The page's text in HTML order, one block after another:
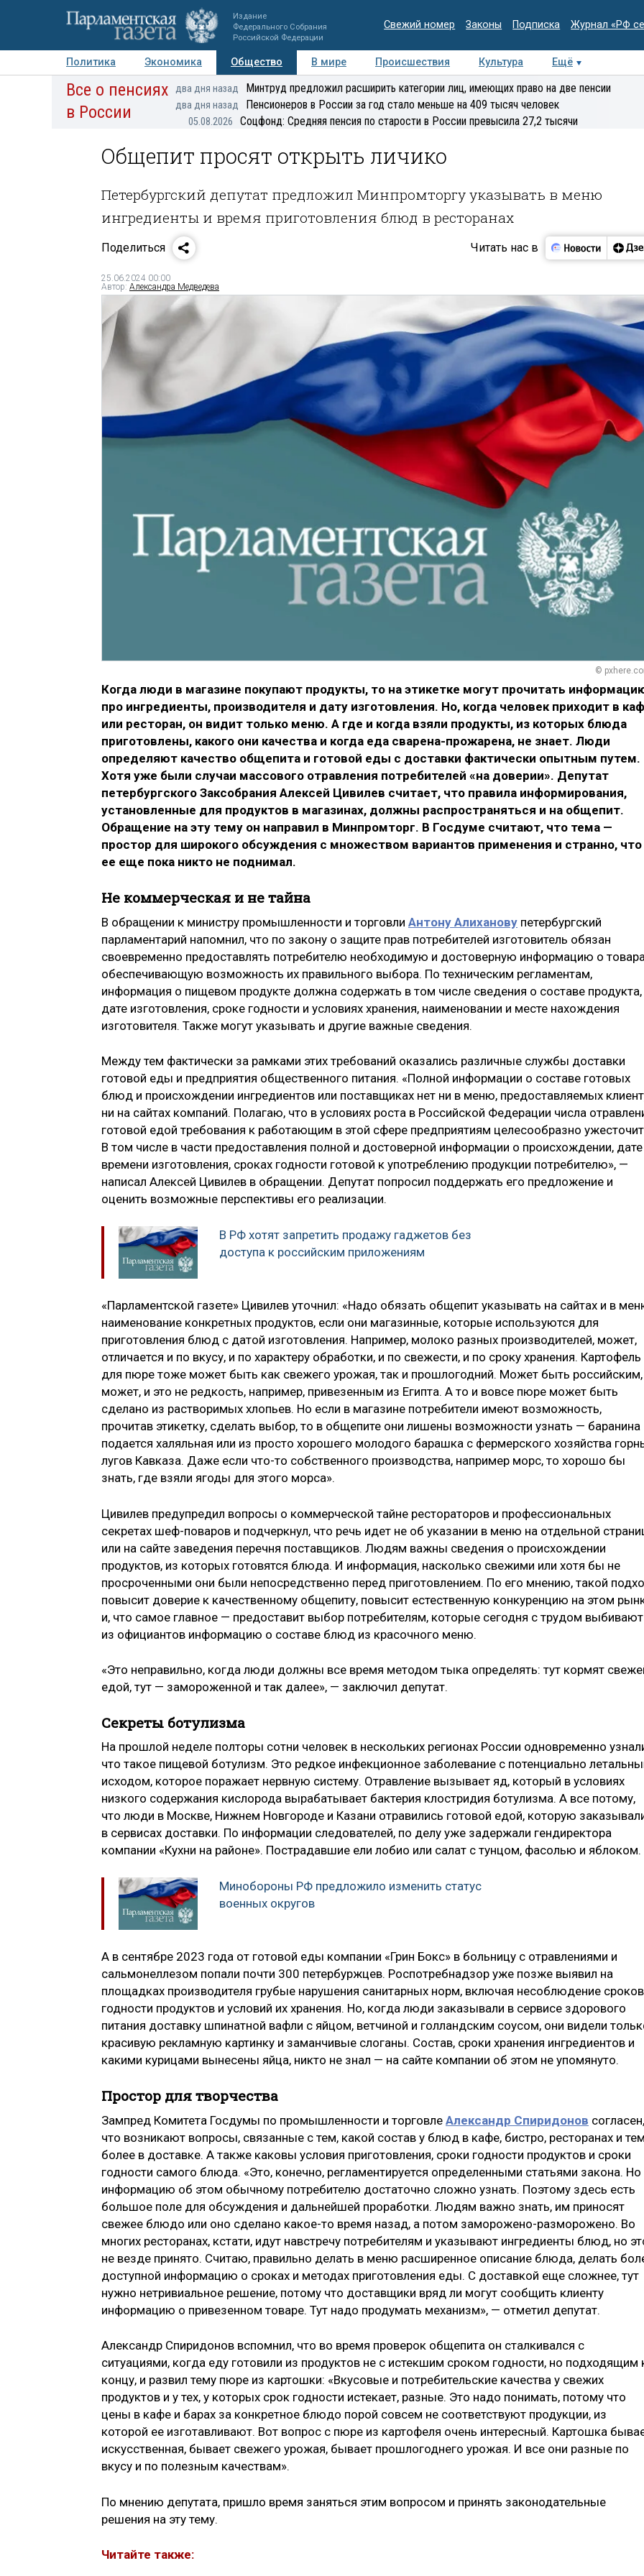
Издание
Федерального Собрания
Российской Федерации
Свежий номер Законы Подписка Журнал «РФ
Политика Экономика Общество В мире Происшествия Культура Ещё
Авторы Персоны Мнения Регионы Медиацентр Интервью Колумнисты
Деловая
Все о пенсиях
в России
два дня назад Минтруд предложил расширить категории лиц, имеющих право на две пенсии
два дня назад Пенсионеров в России за год стало меньше на 409 тысяч человек
05.08.2026 Соцфонд: Средняя пенсия по старости в России превысила 27,2 тысячи
Общепит просят открыть личико
Петербургский депутат предложил Минпромторгу указывать в меню
ингредиенты и время приготовления блюд в ресторанах
Поделиться Читать нас в
25.06.2024 00:00
Автор: Александра Медведева
©
Когда люди в магазине покупают продукты, то на этикетке могут прочитать
про ингредиенты, производителя и дату изготовления. Но, когда человек приходит в
или ресторан, он видит только меню. А где и когда взяли продукты, из которых блюда
приготовлены, какого они качества и когда еда сварена-прожарена, не знает. Люди
определяют качество общепита и готовой еды с доставки фактически опытным путем.
Хотя уже были случаи массового отравления потребителей «на доверии». Депутат
петербургского Заксобрания Алексей Цивилев считает, что правила информирования,
установленные для продуктов в магазинах, должны распространяться и на общепит.
Обращение на эту тему он направил в Минпромторг. В Госдуме считают, что тема —
простор для широкого обсуждения с множеством вариантов применения и странно, что
ее еще пока никто не поднимал.
Не коммерческая и не тайна
В обращении к министру промышленности и торговли Антону Алиханову петербургский
парламентарий напомнил, что по закону о защите прав потребителей изготовитель обязан
своевременно предоставлять потребителю необходимую и достоверную информацию о
обеспечивающую возможность их правильного выбора. По техническим регламентам,
информация о пищевом продукте должна содержать в том числе сведения о составе продукта,
дате изготовления, сроке годности и условиях хранения, наименовании и месте нахождения
изготовителя. Также могут указывать и другие важные сведения.
Между тем фактически за рамками этих требований оказались различные службы доставки
готовой еды и предприятия общественного питания. «Полной информации о составе готовых
блюд и происхождении ингредиентов или поставщиках нет ни в меню, предоставляемых
ни на сайтах компаний. Полагаю, что в условиях роста в Российской Федерации числа
готовой едой требования к работающим в этой сфере предприятиям целесообразно
В том числе в части предоставления полной и достоверной информации о происхождении, дате
времени изготовления, сроках годности готовой к употреблению продукции потребителю», —
написал Алексей Цивилев в обращении. Депутат попросил поддержать его предложение и
оценить возможные перспективы его реализации.
В РФ хотят запретить продажу гаджетов без
доступа к российским приложениям
«Парламентской газете» Цивилев уточнил: «Надо обязать общепит указывать на сайтах и в
наименование конкретных продуктов, если они магазинные, которые используются для
приготовления блюд с датой изготовления. Например, молоко разных производителей, может,
отличается и по вкусу, и по характеру обработки, и по свежести, и по сроку хранения. Картофель
для пюре тоже может быть как свежего урожая, так и прошлогодний. Может быть
может, и это не редкость, например, привезенным из Египта. А то и вовсе пюре может быть
сделано из растворимых хлопьев. Но если в магазине потребители имеют возможность,
прочитав этикетку, сделать выбор, то в общепите они лишены возможности узнать — баранина
подается халяльная или из просто хорошего молодого барашка с фермерского хозяйства
лугов Кавказа. Даже если что-то собственного производства, например морс, то хорошо бы
знать, где взяли ягоды для этого морса».
Цивилев предупредил вопросы о коммерческой тайне рестораторов и профессиональных
секретах шеф-поваров и подчеркнул, что речь идет не об указании в меню на отдельной
или на сайте заведения перечня поставщиков. Людям важны сведения о происхождении
продуктов, из которых готовятся блюда. И информация, насколько свежими или хотя бы не
просроченными они были непосредственно перед приготовлением. По его мнению, такой
повысит доверие к качественному общепиту, повысит естественную конкуренцию на этом
и, что самое главное — предоставит выбор потребителям, которые сегодня с трудом выбивают
из официантов информацию о составе блюд из красочного меню.
«Это неправильно, когда люди должны все время методом тыка определять: тут кормят
едой, тут — замороженной и так далее», — заключил депутат.
Секреты ботулизма
На прошлой неделе полторы сотни человек в нескольких регионах России одновременно
что такое пищевой ботулизм. Это редкое инфекционное заболевание с потенциально
исходом, которое поражает нервную систему. Отравление вызывает яд, который в условиях
низкого содержания кислорода вырабатывает бактерия клостридия ботулизма. А все потому,
что люди в Москве, Нижнем Новгороде и Казани отравились готовой едой, которую
в сервисах доставки. По информации следователей, по делу уже задержали гендиректора
компании «Кухни на районе». Пострадавшие ели лобио или салат с тунцом, фасолью и яблоком.
Минобороны РФ предложило изменить статус
военных округов
А в сентябре 2023 года от готовой еды компании «Грин Бокс» в больницу с отравлениями и
сальмонеллезом попали почти 300 петербуржцев. Роспотребнадзор уже позже выявил на
площадках производителя грубые нарушения санитарных норм, включая несоблюдение сроков
годности продуктов и условий их хранения. Но, когда люди заказывали в сервисе здорового
питания доставку шпинатной вафли с яйцом, ветчиной и голландским соусом, они видели
красивую рекламную картинку и заманчивые слоганы. Состав, сроки хранения ингредиентов и
какими курицами вынесены яйца, никто не знал — на сайте компании об этом не упомянуто.
Простор для творчества
Зампред Комитета Госдумы по промышленности и торговле Александр Спиридонов согласен,
что возникают вопросы, связанные с тем, какой состав у блюд в кафе, бистро, ресторанах и тем
более в доставке. А также каковы условия приготовления, сроки годности продуктов и сроки
годности самого блюда. «Это, конечно, регламентируется определенными статьями закона. Но
информацию об этом обычному потребителю достаточно сложно узнать. Поэтому здесь есть
большое поле для обсуждения и дальнейшей проработки. Людям важно знать, им приносят
свежее блюдо или оно сделано какое-то время назад, а потом заморожено-разморожено. Во
многих ресторанах, кстати, идут навстречу потребителям и указывают ингредиенты блюд, но
не везде принято. Считаю, правильно делать в меню расширенное описание блюда, делать
доступной информацию о сроках и методах приготовления еды. С доставкой еще сложнее, тут
нужно нетривиальное решение, потому что доставщики вряд ли могут сообщить клиенту
информацию о привезенном товаре. Тут надо продумать механизм», — отметил депутат.
Александр Спиридонов вспомнил, что во время проверок общепита он сталкивался с
ситуациями, когда еду готовили из продуктов не с истекшим сроком годности, но подходящим
концу, и развил тему пюре из картошки: «Вкусовые и потребительские качества у свежих
продуктов и у тех, у которых срок годности истекает, разные. Это надо понимать, потому что
цены в кафе и барах за конкретное блюдо порой совсем не соответствуют продукции, из
которой ее изготавливают. Вот вопрос с пюре из картофеля очень интересный. Картошка
искусственная, бывает свежего урожая, бывает прошлогоднего урожая. И все они разные по
вкусу и по полезным качествам».
По мнению депутата, пришло время заняться этим вопросом и принять законодательные
решения на эту тему.
Читайте также: